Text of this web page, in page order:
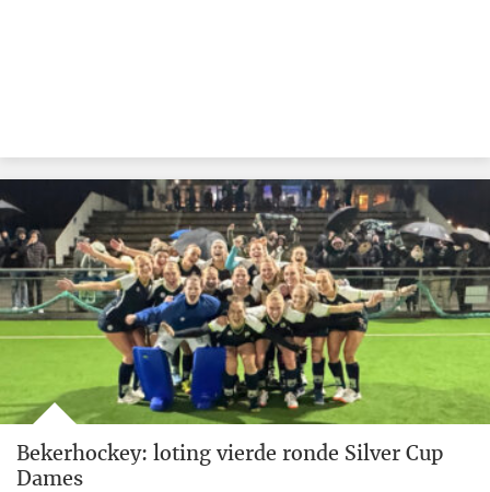
Bekerhockey: loting vierde ronde Silver Cup
Dames